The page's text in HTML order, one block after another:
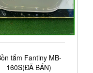
tắm Fantiny MB-
160S(ĐÃ BÁN)